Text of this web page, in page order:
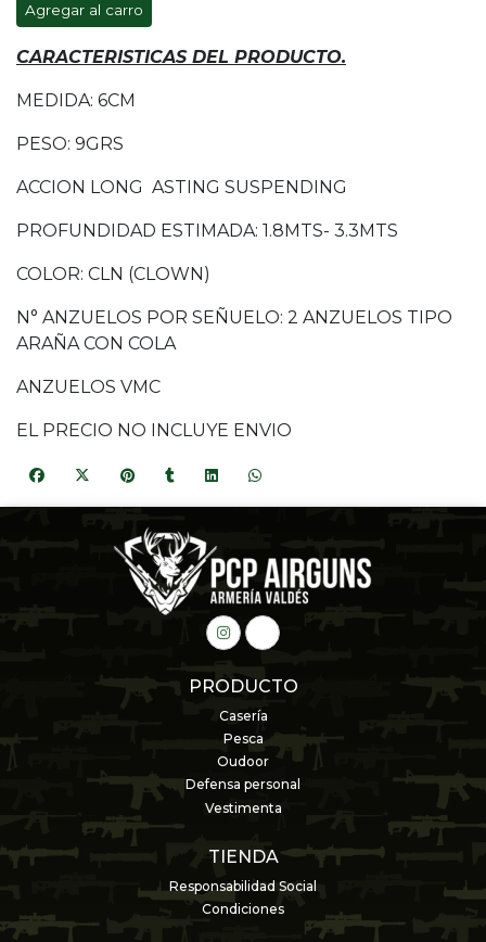
Agregar al carro
CARACTERISTICAS DEL PRODUCTO.
MEDIDA: 6CM
PESO: 9GRS
ACCION LONG ASTING SUSPENDING
PROFUNDIDAD ESTIMADA: 1.8MTS- 3.3MTS
COLOR: CLN (CLOWN)
N° ANZUELOS POR SEÑUELO: 2 ANZUELOS TIPO
ARAÑA CON COLA
ANZUELOS VMC
EL PRECIO NO INCLUYE ENVIO
PRODUCTO
Casería
Pesca
Oudoor
Defensa personal
Vestimenta
TIENDA
Responsabilidad Social
Condiciones